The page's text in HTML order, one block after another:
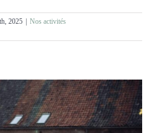
2025 | Nos activités